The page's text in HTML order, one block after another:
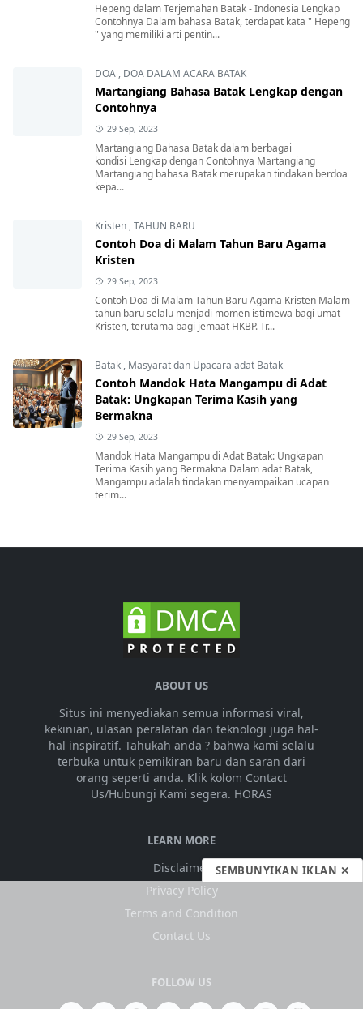
Hepeng dalam Terjemahan Batak - Indonesia Lengkap
Contohnya Dalam bahasa Batak, terdapat kata " Hepeng
" yang memiliki arti pentin...
DOA , DOA DALAM ACARA BATAK
Martangiang Bahasa Batak Lengkap dengan
Contohnya
29 Sep, 2023
Martangiang Bahasa Batak dalam berbagai
kondisi Lengkap dengan Contohnya Martangiang
Martangiang bahasa Batak merupakan tindakan berdoa
kepa...
Kristen ,TAHUN BARU
Contoh Doa di Malam Tahun Baru Agama
Kristen
29 Sep, 2023
Contoh Doa di Malam Tahun Baru Agama Kristen Malam
tahun baru selalu menjadi momen istimewa bagi umat
Kristen, terutama bagi jemaat HKBP. Tr...
Batak , Masyarat dan Upacara adat Batak
Contoh Mandok Hata Mangampu di Adat
Batak: Ungkapan Terima Kasih yang
Bermakna
29 Sep, 2023
Mandok Hata Mangampu di Adat Batak: Ungkapan
Terima Kasih yang Bermakna Dalam adat Batak,
Mangampu adalah tindakan menyampaikan ucapan
terim...
ABOUT US
Situs ini menyediakan semua informasi viral,
kekinian, ulasan peralatan dan teknologi juga hal-
hal inspiratif. Tahukah anda ? bahwa kami selalu
terbuka untuk pemikiran baru dan saran dari
orang seperti anda. Klik kolom Contact
Us/Hubungi Kami segera. HORAS
LEARN MORE
Disclaimer
Privacy Policy
Terms and Condition
Contact Us
FOLLOW US
SEMBUNYIKAN IKLAN ✕